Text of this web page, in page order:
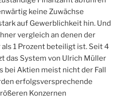
keine Zuwächse
auf Gewerblichkeit hin. Und
vergleich an denen der
1 Prozent beteiligt ist. Seit 4
das System von Ulrich Müller
bei Aktien meist nicht der Fall
erfolgsversprechende
Konzernen